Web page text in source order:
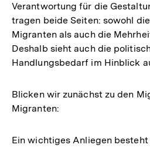
Verantwortung für die
tragen beide Seiten: sowohl
Migranten als auch die
Deshalb sieht auch die
Handlungsbedarf im Hinblick
Blicken wir zunächst zu den
Migranten:
Ein wichtiges Anliegen